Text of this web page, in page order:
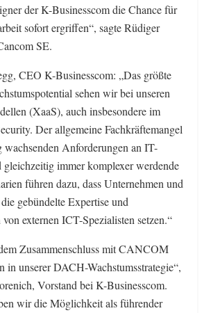
der K-Businesscom die Chance für
sofort ergriffen“, sagte Rüdiger
SE.
CEO K-Businesscom: „Das größte
sehen wir bei unseren
(XaaS), auch insbesondere im
Der allgemeine Fachkräftemangel
wachsenden Anforderungen an IT-
immer komplexer werdende
führen dazu, dass Unternehmen und
gebündelte Expertise und
externen ICT-Spezialisten setzen.“
Zusammenschluss mit CANCOM
in unserer DACH-Wachstumsstrategie“,
Vorstand bei K-Businesscom.
wir die Möglichkeit als führender